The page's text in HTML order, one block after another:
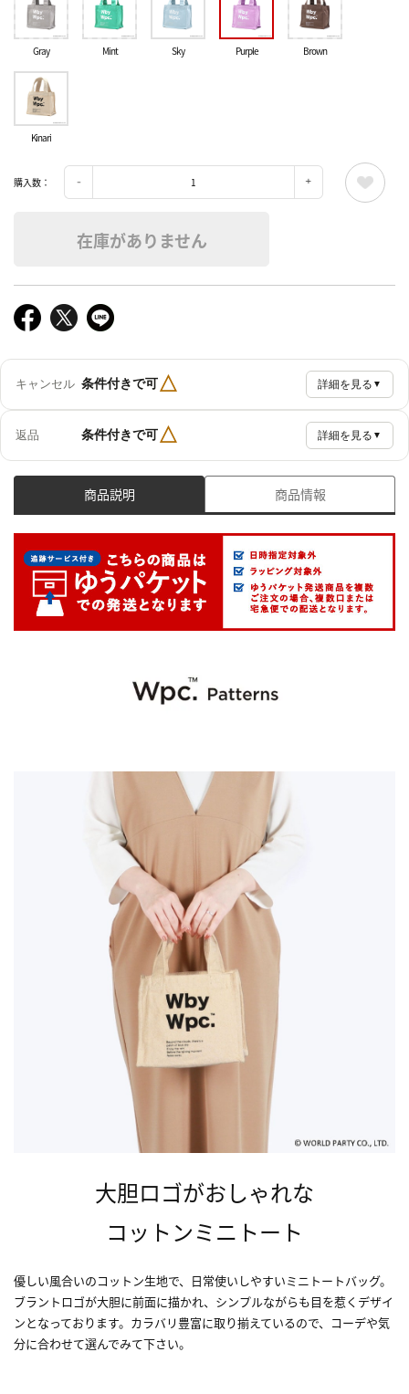
Gray Mint Sky Purple Brown
Kinari
購入数：
在庫がありません
キャンセル 条件付きで可△ 詳細を見る ▼
返品 条件付きで可△ 詳細を見る ▼
商品説明 商品情報
大胆ロゴがおしゃれな
コットンミニトート
優しい風合いのコットン生地で、日常使いしやすいミニトートバッグ。
ブラントロゴが大胆に前面に描かれ、シンプルながらも目を惹くデザイ
ンとなっております。カラバリ豊富に取り揃えているので、コーデや気
分に合わせて選んでみて下さい。